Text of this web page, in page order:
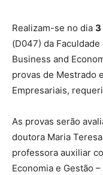
Realizam-se no dia 3
(D047) da
Business and
provas de Mestrado
Empresariais,
As provas serão
doutora Maria
professora auxiliar
Economia e Gestão